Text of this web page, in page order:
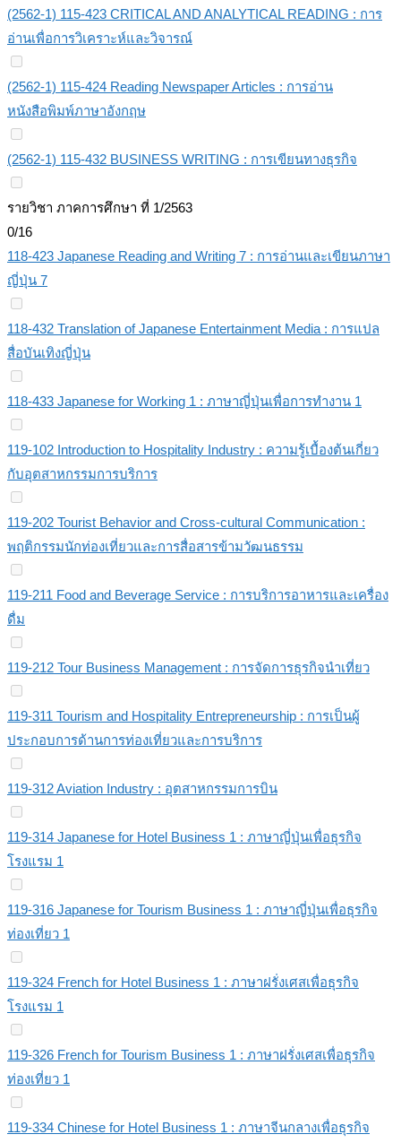
(2562-1) 115-423 CRITICAL AND ANALYTICAL READING : การ
อ่านเพื่อการวิเคราะห์และวิจารณ์
(2562-1) 115-424 Reading Newspaper Articles : การอ่าน
หนังสือพิมพ์ภาษาอังกฤษ
(2562-1) 115-432 BUSINESS WRITING : การเขียนทางธุรกิจ
รายวิชา ภาคการศึกษา ที่ 1/2563
0/16
118-423 Japanese Reading and Writing 7 : การอ่านและเขียนภาษา
ญี่ปุ่น 7
118-432 Translation of Japanese Entertainment Media : การแปล
สื่อบันเทิงญี่ปุ่น
118-433 Japanese for Working 1 : ภาษาญี่ปุ่นเพื่อการทำงาน 1
119-102 Introduction to Hospitality Industry : ความรู้เบื้องต้นเกี่ยว
กับอุตสาหกรรมการบริการ
119-202 Tourist Behavior and Cross-cultural Communication :
พฤติกรรมนักท่องเที่ยวและการสื่อสารข้ามวัฒนธรรม
119-211 Food and Beverage Service : การบริการอาหารและเครื่อง
ดื่ม
119-212 Tour Business Management : การจัดการธุรกิจนำเที่ยว
119-311 Tourism and Hospitality Entrepreneurship : การเป็นผู้
ประกอบการด้านการท่องเที่ยวและการบริการ
119-312 Aviation Industry : อุตสาหกรรมการบิน
119-314 Japanese for Hotel Business 1 : ภาษาญี่ปุ่นเพื่อธุรกิจ
โรงแรม 1
119-316 Japanese for Tourism Business 1 : ภาษาญี่ปุ่นเพื่อธุรกิจ
ท่องเที่ยว 1
119-324 French for Hotel Business 1 : ภาษาฝรั่งเศสเพื่อธุรกิจ
โรงแรม 1
119-326 French for Tourism Business 1 : ภาษาฝรั่งเศสเพื่อธุรกิจ
ท่องเที่ยว 1
119-334 Chinese for Hotel Business 1 : ภาษาจีนกลางเพื่อธุรกิจ